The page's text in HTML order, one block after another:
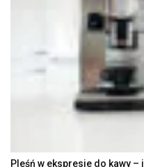
Pleśń w ekspresie do kawy